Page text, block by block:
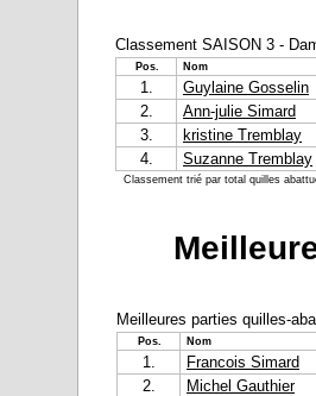
Classement SAISON 3 -
Pos. Nom
1.
Guylaine Gosselin
2.
Ann-julie Simard
3.
kristine Tremblay
4.
Suzanne Tremblay
Classement trié par total quilles
Meilleures parties quilles-
Pos. Nom
1. Francois Simard
2.
Michel Gauthier